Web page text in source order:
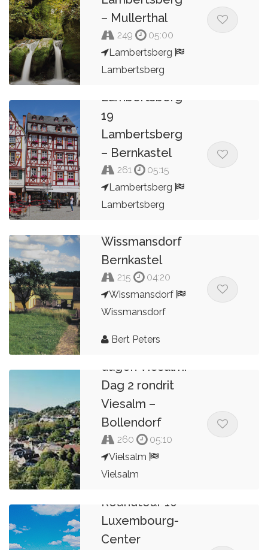
– Mullerthal
249
05:00
Lambertsberg
Lambertsberg
Kees van de Pol
Lambertsberg
19
Lambertsberg
– Bernkastel
261
05:15
Lambertsberg
Lambertsberg
Wissmansdorf
Bernkastel
215
04:20
Wissmansdorf
Wissmansdorf
Bert Peters
2,3,4,5 of 6
dagen Viesalm.
Dag 2 rondrit
Viesalm –
Bollendorf
260
05:10
Vielsalm
Vielsalm
Kees van de Pol
Roundtour 10 -
Luxembourg-
Center